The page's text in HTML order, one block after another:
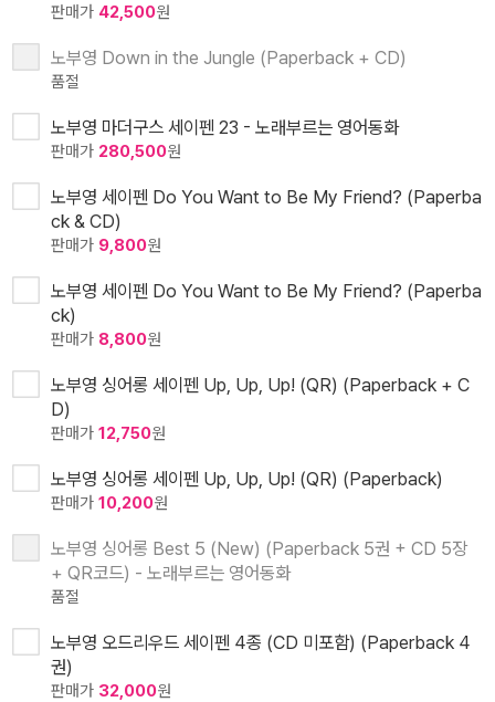
판매가 42,500원
노부영 Down in the Jungle (Paperback + CD)
품절
노부영 마더구스 세이펜 23 - 노래부르는 영어동화
판매가 280,500원
노부영 세이펜 Do You Want to Be My Friend? (Paperba
ck & CD)
판매가 9,800원
노부영 세이펜 Do You Want to Be My Friend? (Paperba
ck)
판매가 8,800원
노부영 싱어롱 세이펜 Up, Up, Up! (QR) (Paperback + C
D)
판매가 12,750원
노부영 싱어롱 세이펜 Up, Up, Up! (QR) (Paperback)
판매가 10,200원
노부영 싱어롱 Best 5 (New) (Paperback 5권 + CD 5장
+ QR코드) - 노래부르는 영어동화
품절
노부영 오드리우드 세이펜 4종 (CD 미포함) (Paperback 4
권)
판매가 32,000원